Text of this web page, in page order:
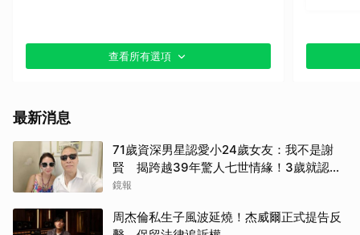
查看所有選項
最新消息
71歲資深男星認愛小24歲女友：我不是謝
賢 揭跨越39年驚人七世情緣！3歲就認出
前世一起「守山林」
鏡報
周杰倫私生子風波延燒！杰威爾正式提告反